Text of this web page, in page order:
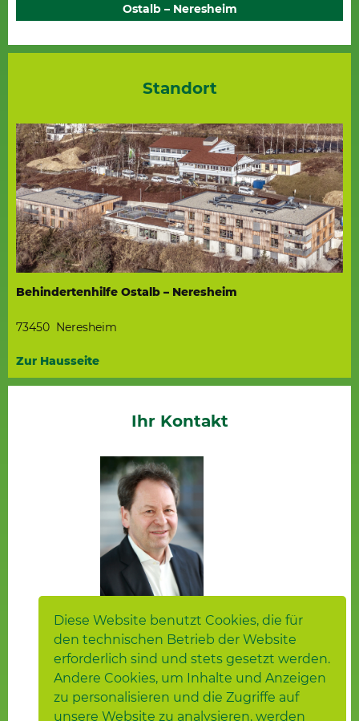
Diese Website benutzt Cookies, die für
den technischen Betrieb der Website
erforderlich sind und stets gesetzt werden.
Andere Cookies, um Inhalte und Anzeigen
zu personalisieren und die Zugriffe auf
unsere Website zu analysieren, werden
Ostalb – Neresheim
Standort
Behindertenhilfe Ostalb – Neresheim
73450 Neresheim
Zur Hausseite
Ihr Kontakt
Michael Schubert
Regionalleiter
Telefon: 07361 564-301